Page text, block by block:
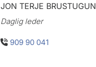
JON TERJE BRUSTUGUN
Daglig leder
 909 90 041